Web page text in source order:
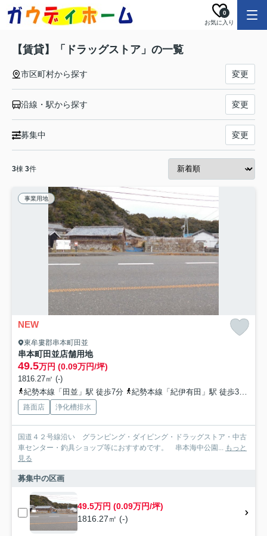
お気に入り
0
【賃貸】「ドラッグストア」の一覧
市区町村から探す 変更
沿線・駅から探す 変更
募集中 変更
3棟 3件
事業用地
NEW
東牟婁郡串本町田並
串本町田並店舗用地
49.5万円 (0.09万円/坪)
1816.27㎡ (-)
紀勢本線「田並」駅 徒歩7分
紀勢本線「紀伊有田」駅 徒歩38分
路面店 浄化槽排水
国道４２号線沿い グランピング・ダイビング・ドラッグストア・中古
車センター・釣具ショップ等におすすめです。 串本海中公園... もっと
見る
募集中の区画
49.5万円 (0.09万円/坪)
1816.27㎡ (-)